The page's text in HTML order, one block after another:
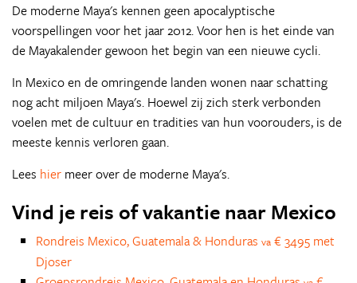
De moderne Maya's kennen geen apocalyptische
voorspellingen voor het jaar 2012. Voor hen is het einde van
de Mayakalender gewoon het begin van een nieuwe cycli.
In Mexico en de omringende landen wonen naar schatting
nog acht miljoen Maya's. Hoewel zij zich sterk verbonden
voelen met de cultuur en tradities van hun voorouders, is de
meeste kennis verloren gaan.
Lees hier meer over de moderne Maya's.
Vind je reis of vakantie naar Mexico
Rondreis Mexico, Guatemala & Honduras va € 3495 met
Djoser